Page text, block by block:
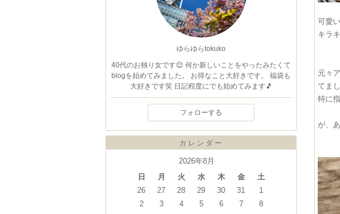
ゆらゆらtokuko
40代のお独り女です😌 何か新しいことをやったみたくて
blogを始めてみました。 お得なこと大好きです。 福袋も
大好きです笑 日記程度にでも始めてみます🎵
フォローする
カレンダー
2026年8月
日
月 火 水 木 金
土
26
27 28 29 30 31
1
2
3 4 5 6 7
8
可愛
キラ
元々
てまし
特に
が、